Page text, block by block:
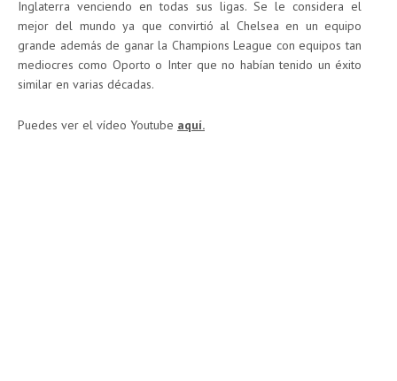
Inglaterra venciendo en todas sus ligas. Se le considera el
mejor del mundo ya que convirtió al Chelsea en un equipo
grande además de ganar la Champions League con equipos tan
mediocres como Oporto o Inter que no habían tenido un éxito
similar en varias décadas.
Puedes ver el vídeo Youtube aquí.